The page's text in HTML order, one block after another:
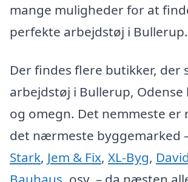
mange muligheder for at
perfekte arbejdstøj i Bullerup.
Der findes flere butikker, der
arbejdstøj i Bullerup, Odense
og omegn. Det nemmeste er
det nærmeste byggemarked
Stark, Jem & Fix, XL-Byg,